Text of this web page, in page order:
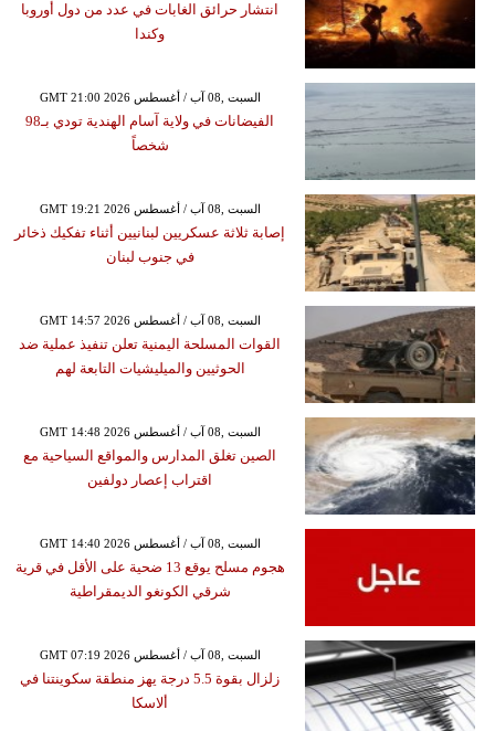
انتشار حرائق الغابات في عدد من دول أوروبا
وكندا
GMT 21:00 2026 السبت ,08 آب / أغسطس
الفيضانات في ولاية آسام الهندية تودي بـ98
شخصاً
GMT 19:21 2026 السبت ,08 آب / أغسطس
إصابة ثلاثة عسكريين لبنانيين أثناء تفكيك ذخائر
في جنوب لبنان
GMT 14:57 2026 السبت ,08 آب / أغسطس
القوات المسلحة اليمنية تعلن تنفيذ عملية ضد
الحوثيين والميليشيات التابعة لهم
GMT 14:48 2026 السبت ,08 آب / أغسطس
الصين تغلق المدارس والمواقع السياحية مع
اقتراب إعصار دولفين
GMT 14:40 2026 السبت ,08 آب / أغسطس
هجوم مسلح يوقع 13 ضحية على الأقل في قرية
شرقي الكونغو الديمقراطية
GMT 07:19 2026 السبت ,08 آب / أغسطس
زلزال بقوة 5.5 درجة يهز منطقة سكوينتنا في
ألاسكا